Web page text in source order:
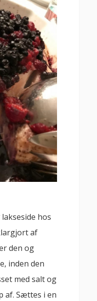
hos
af
den og
inden den
med salt og
af. Sættes i en